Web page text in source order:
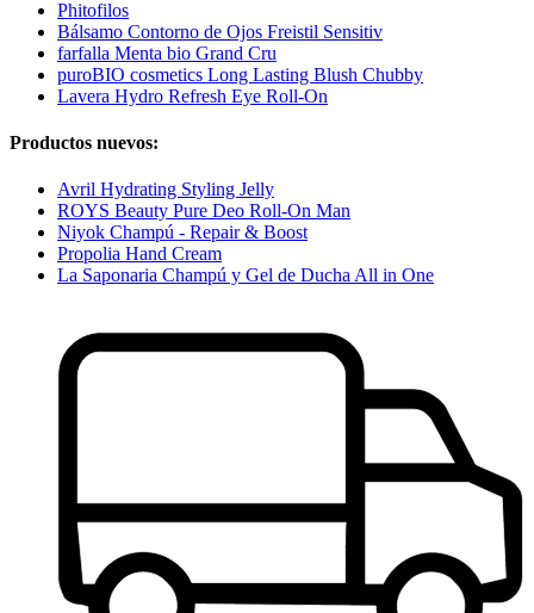
Phitofilos
Bálsamo Contorno de Ojos Freistil Sensitiv
farfalla Menta bio Grand Cru
puroBIO cosmetics Long Lasting Blush Chubby
Lavera Hydro Refresh Eye Roll-On
Productos nuevos:
Avril Hydrating Styling Jelly
ROYS Beauty Pure Deo Roll-On Man
Niyok Champú - Repair & Boost
Propolia Hand Cream
La Saponaria Champú y Gel de Ducha All in One